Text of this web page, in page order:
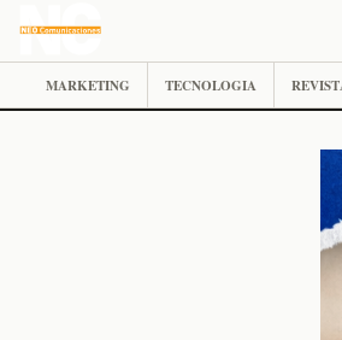
MARKETING TECNOLOGIA